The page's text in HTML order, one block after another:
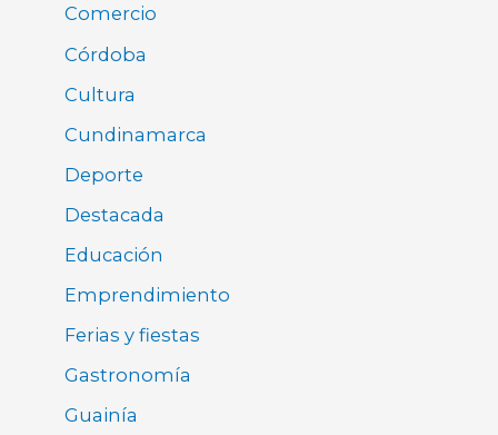
Comercio
Córdoba
Cultura
Cundinamarca
Deporte
Destacada
Educación
Emprendimiento
Ferias y fiestas
Gastronomía
Guainía